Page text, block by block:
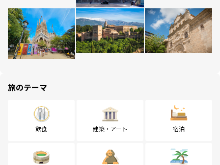
旅のテーマ
飲食 建築・アート 宿泊